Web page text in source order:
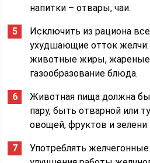
напитки – отвары, чаи.
Исключить из рациона
ухудшающие отток желчи:
животные жиры,
газообразование блюда.
Животная пища должна
пару, быть отварной или
овощей, фруктов и
Употреблять